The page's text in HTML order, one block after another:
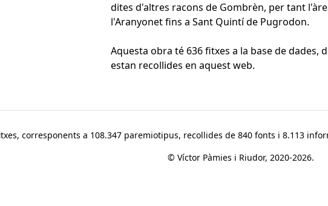
dites d'altres racons de Gombrèn, per tant
l'Aranyonet fins a Sant Quintí de Pugrodon.
Aquesta obra té 636 fitxes a la base de dades,
estan recollides en aquest web.
corresponents a 108.347 paremiotipus, recollides de 840 fonts i 8.113
© Víctor Pàmies i Riudor, 2020-2026.